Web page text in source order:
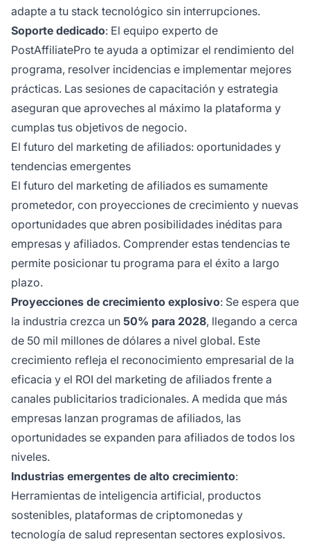
adapte a tu stack tecnológico sin interrupciones.
Soporte dedicado: El equipo experto de
PostAffiliatePro te ayuda a optimizar el rendimiento del
programa, resolver incidencias e implementar mejores
prácticas. Las sesiones de capacitación y estrategia
aseguran que aproveches al máximo la plataforma y
cumplas tus objetivos de negocio.
El futuro del marketing de afiliados: oportunidades y
tendencias emergentes
El futuro del marketing de afiliados es sumamente
prometedor, con proyecciones de crecimiento y nuevas
oportunidades que abren posibilidades inéditas para
empresas y afiliados. Comprender estas tendencias te
permite posicionar tu programa para el éxito a largo
plazo.
Proyecciones de crecimiento explosivo: Se espera que
la industria crezca un 50% para 2028, llegando a cerca
de 50 mil millones de dólares a nivel global. Este
crecimiento refleja el reconocimiento empresarial de la
eficacia y el ROI del marketing de afiliados frente a
canales publicitarios tradicionales. A medida que más
empresas lanzan programas de afiliados, las
oportunidades se expanden para afiliados de todos los
niveles.
Industrias emergentes de alto crecimiento:
Herramientas de inteligencia artificial, productos
sostenibles, plataformas de criptomonedas y
tecnología de salud representan sectores explosivos.